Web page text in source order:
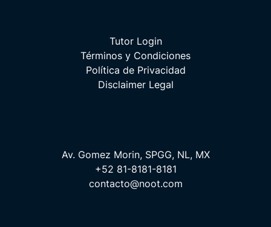
Tutor Login
Términos y Condiciones
Política de Privacidad
Disclaimer Legal
Av. Gomez Morin, SPGG, NL, MX
+52 81-8181-8181
contacto@noot.com